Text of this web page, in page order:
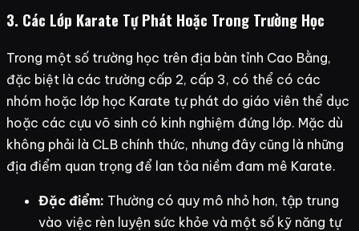
3. Các Lớp Karate Tự Phát Hoặc Trong Trường Học
Trong một số trường học trên địa bàn tỉnh Cao Bằng,
đặc biệt là các trường cấp 2, cấp 3, có thể có các
nhóm hoặc lớp học Karate tự phát do giáo viên thể dục
hoặc các cựu võ sinh có kinh nghiệm đứng lớp. Mặc dù
không phải là CLB chính thức, nhưng đây cũng là những
địa điểm quan trọng để lan tỏa niềm đam mê Karate.
Đặc điểm: Thường có quy mô nhỏ hơn, tập trung
vào việc rèn luyện sức khỏe và một số kỹ năng tự